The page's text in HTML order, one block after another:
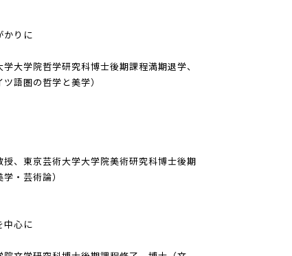
りに
大学院哲学研究科博士後期課程満期退学、
語圏の哲学と美学）
授、東京芸術大学大学院美術研究科博士後期
・芸術論）
心に